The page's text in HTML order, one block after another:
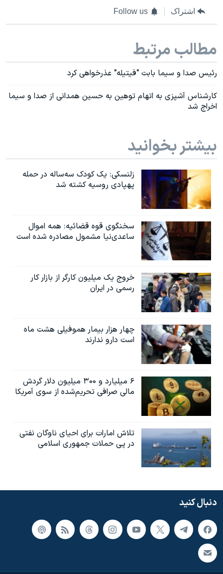
اشتراک Follow us
مطالب مرتبط
رئیس صدا و سیما بابت "فیتیله" عذرخواهی کرد
کارشناس آشپزی به اتهام توهین به حسین همدانی از صدا و سیما
اخراج شد
بیشتر بخوانید
زلنسکی: یک کودک سه‌ساله در حمله
پهپادی روسیه کشته شد
سخنگوی قوه قضائیه: همه اموال
ساعدی‌نیا مشمول مصادره شده است
خروج یک میلیون کارگر از بازار کار
رسمی در ایران
چهار هزار بیمار هموفیلی هشت ماه
است دارو ندارند
۶ میلیارد و ۳۰۰ میلیون دلار گردش
مالی صرافی تحریم‌شده از سوی آمریکا
تلاش امارات برای احیای ناوگان نفتی
در پی حملات جمهوری اسلامی
دنبال کنید